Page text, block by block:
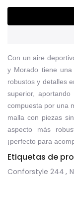
Con un aire
y Morado tiene
robustos y detalles
superior,
compuesta por una
malla con piezas
aspecto más
¡perfecto para
Etiquetas de
Conforstyle 244 ,